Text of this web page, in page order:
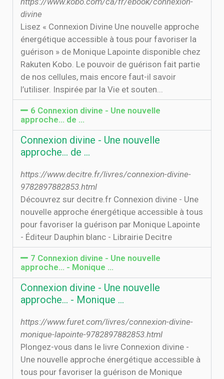
divine
Lisez « Connexion Divine Une nouvelle approche
énergétique accessible à tous pour favoriser la
guérison » de Monique Lapointe disponible chez
Rakuten Kobo. Le pouvoir de guérison fait partie
de nos cellules, mais encore faut-il savoir
l’utiliser. Inspirée par la Vie et souten...
6 Connexion divine - Une nouvelle
approche... de …
Connexion divine - Une nouvelle
approche... de …
https://www.decitre.fr/livres/connexion-divine-
9782897882853.html
Découvrez sur decitre.fr Connexion divine - Une
nouvelle approche énergétique accessible à tous
pour favoriser la guérison par Monique Lapointe
- Éditeur Dauphin blanc - Librairie Decitre
7 Connexion divine - Une nouvelle
approche... - Monique ...
Connexion divine - Une nouvelle
approche... - Monique ...
https://www.furet.com/livres/connexion-divine-
monique-lapointe-9782897882853.html
Plongez-vous dans le livre Connexion divine -
Une nouvelle approche énergétique accessible à
tous pour favoriser la guérison de Monique